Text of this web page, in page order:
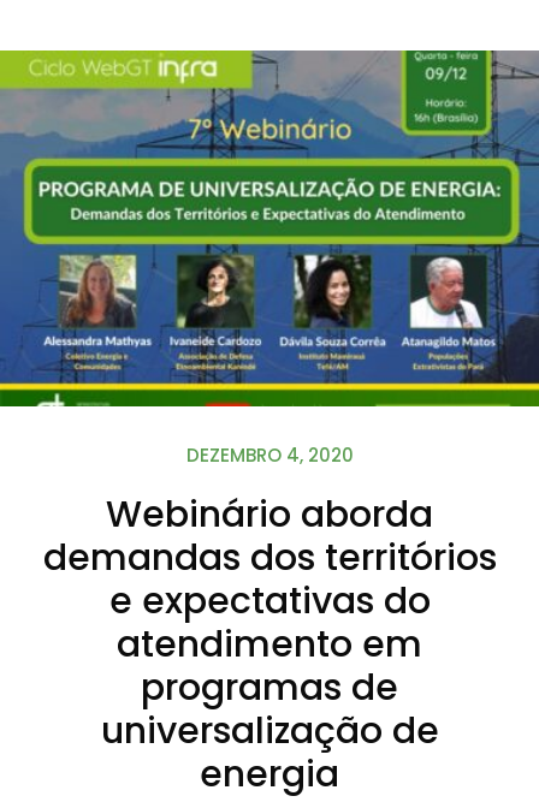
DEZEMBRO 4, 2020
Webinário aborda
demandas dos territórios
e expectativas do
atendimento em
programas de
universalização de
energia